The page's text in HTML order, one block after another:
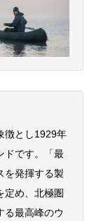
徴とし1929年
ドです。「最
を発揮する製
定め、北極圏
る最高峰のウ